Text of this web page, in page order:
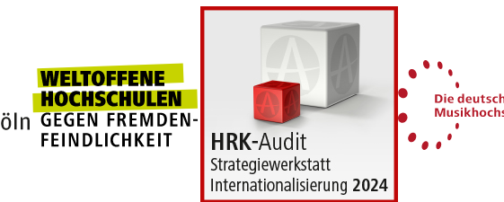
100 Jahre Hochschule für Musik und Tanz Köln
Weltoffene Hochschulen gegen